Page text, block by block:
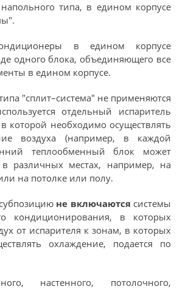
типа, в едином корпусе
в едином корпусе
одного блока, объединяющего все
в едином корпусе.
"сплит–система" не применяются
отдельный испаритель
которой необходимо осуществлять
воздуха (например, в каждой
теплообменный блок может
различных местах, например, на
на потолке или полу.
не включаются системы
кондиционирования, в которых
от испарителя к зонам, в которых
охлаждение, подается по
настенного, потолочного,